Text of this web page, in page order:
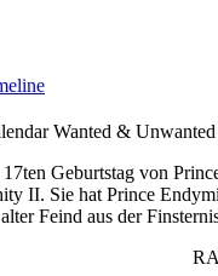
Wanted & Unwanted
Geburtstag von
II. Sie hat Prince
Feind aus der